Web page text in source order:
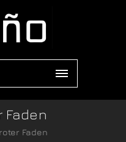
Faden
Faden